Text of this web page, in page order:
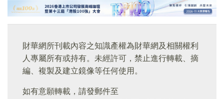
財華網所刊載內容之知識產權為財華網及相關權利
人專屬所有或持有。未經許可，禁止進行轉載、摘
編、複製及建立鏡像等任何使用。
如有意願轉載，請發郵件至